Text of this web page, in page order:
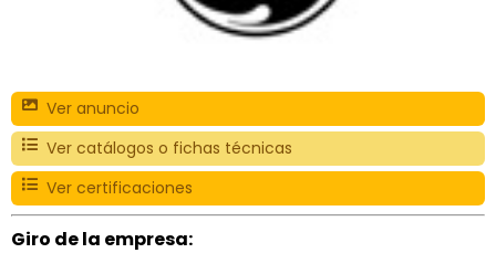
Ver anuncio
Ver catálogos o fichas técnicas
Ver certificaciones
Giro de la empresa: